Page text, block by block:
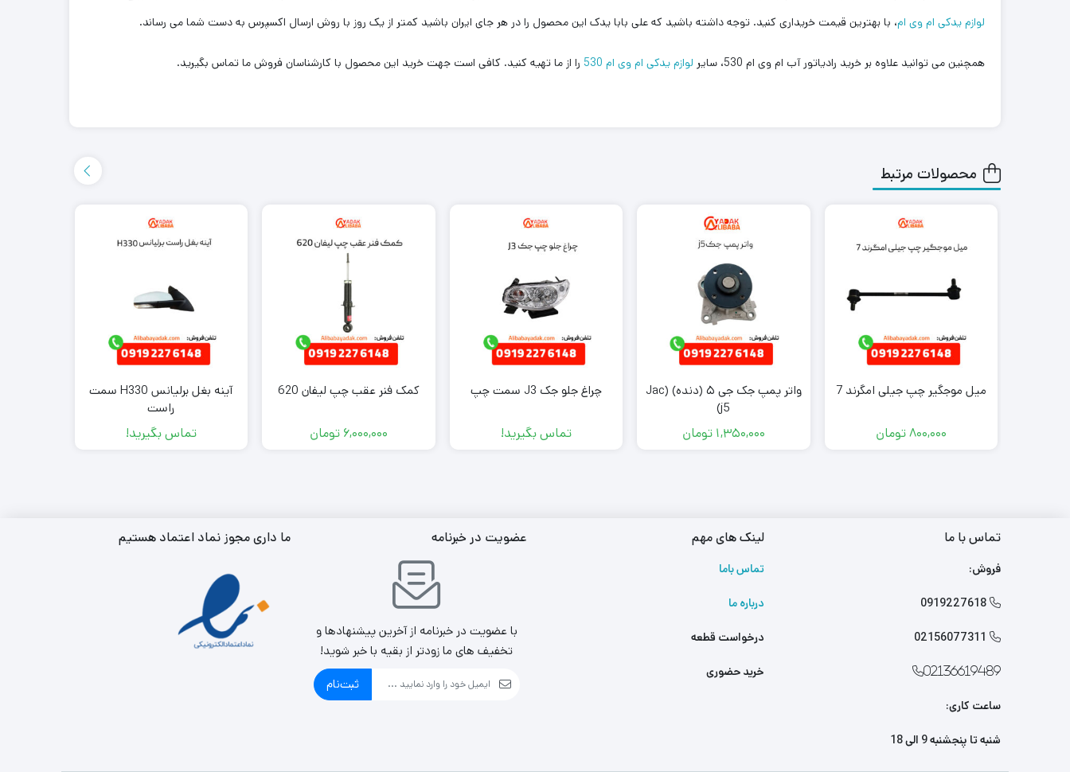
لوازم یدکی ام وی ام، با بهترین قیمت خریداری کنید. توجه داشته باشید که علی بابا یدک این محصول را در هر جای ایران باشید کمتر از یک روز با روش ارسال اکسپرس به دست شما می رساند.
همچنین می توانید علاوه بر خرید رادیاتور آب ام وی ام 530، سایر لوازم یدکی ام وی ام 530 را از ما تهیه کنید. کافی است جهت خرید این محصول با کارشناسان فروش ما تماس بگیرید.
محصولات مرتبط
میل موجگیر چپ جیلی امگرند 7
800,000تومان
واتر پمپ جک جی ۵ (دنده) (Jac
j5)
1,350,000 تومان
چراغ جلو جک J3 سمت چپ
تماس بگیرید!
کمک فنر عقب چپ لیفان 620
6,000,000 تومان
آینه بغل برلیانس H330 سمت
راست
تماس بگیرید!
تماس با ما
فروش:

0919227618

02156077311
02136619489
ساعت کاری:
شنبه تا پنجشنبه 9 الی 18
لینک های مهم
تماس باما
درباره ما
درخواست قطعه
خرید حضوری
عضویت در خبرنامه
با عضویت در خبرنامه از آخرین پیشنهادها و
تخفیف های ما زودتر از بقیه با خبر شوید!
ثبت‌نام
ما داری مجوز نماد اعتماد هستیم